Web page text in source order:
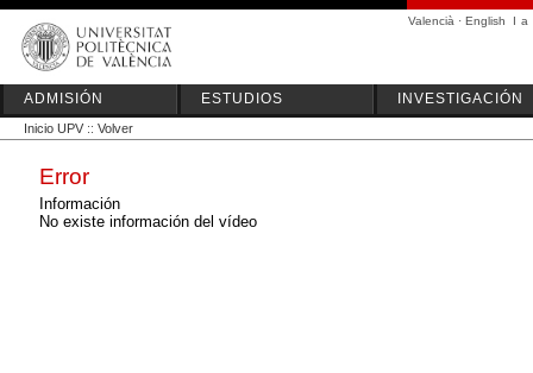
Valencià · English I a
ADMISIÓN ESTUDIOS INVESTIGACIÓN
Inicio UPV :: Volver
Error
Información
No existe información del vídeo